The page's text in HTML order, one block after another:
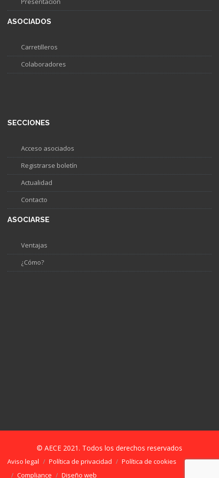
ASOCIADOS
Carretilleros
Colaboradores
SECCIONES
Acceso asociados
Registrarse boletín
Actualidad
Contacto
ASOCIARSE
Ventajas
¿Cómo?
© AECE 2021. Todos los derechos reservados
Aviso legal Política de privacidad
Política de cookies
Compliance
Diseño web